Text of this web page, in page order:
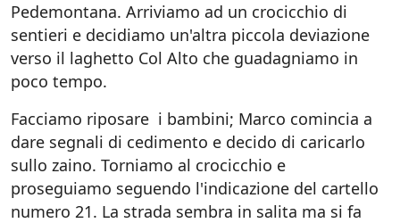
Pedemontana. Arriviamo ad un crocicchio di
sentieri e decidiamo un'altra piccola deviazione
verso il laghetto Col Alto che guadagniamo in
poco tempo.
Facciamo riposare i bambini; Marco comincia a
dare segnali di cedimento e decido di caricarlo
sullo zaino. Torniamo al crocicchio e
proseguiamo seguendo l'indicazione del cartello
numero 21. La strada sembra in salita ma si fa